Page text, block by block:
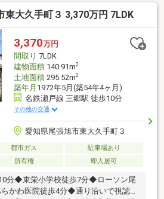
市内や近郊市町村からの転居のご相
時300件以上の情報！●無料会員なら
は当社ホームページから！●住宅ロ
計画もお任せください●リフォーム、
サポート！●物件のマイナスポイント
東大久手町３ 3,370万円 7LDK
3,370万円
間取り 7LDK
建物面積140.91m2
土地面積295.52m2
築年月 1972年5月(築54年4ヶ月)
名鉄瀬戸線 三郷駅 徒歩10分
その他の交通
愛知県尾張旭市東大久手町３
都市ガス
駐車場あり
所有権 即入居可
分◆東栄小学校徒歩7分◆ローソン尾
かわ医院徒歩4分◆通り沿いで視認性